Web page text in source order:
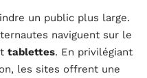
un public plus large.
naviguent sur le
tablettes. En privilégiant
les sites offrent une